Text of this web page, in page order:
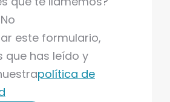
No
este formulario,
que has leído y
política de